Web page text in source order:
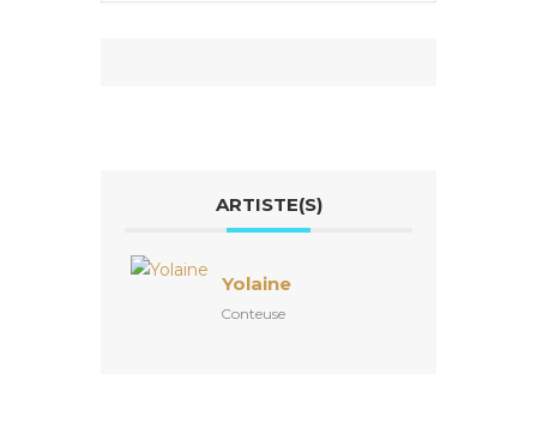
ARTISTE(S)
Yolaine
Conteuse